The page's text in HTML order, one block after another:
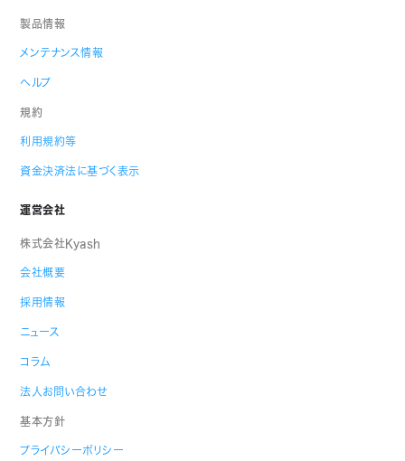
製品情報
メンテナンス情報
ヘルプ
規約
利用規約等
資金決済法に基づく表示
運営会社
株式会社Kyash
会社概要
採用情報
ニュース
コラム
法人お問い合わせ
基本方針
プライバシーポリシー